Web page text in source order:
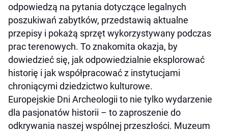
odpowiedzą na pytania dotyczące legalnych
poszukiwań zabytków, przedstawią aktualne
przepisy i pokażą sprzęt wykorzystywany podczas
prac terenowych. To znakomita okazja, by
dowiedzieć się, jak odpowiedzialnie eksplorować
historię i jak współpracować z instytucjami
chroniącymi dziedzictwo kulturowe.
Europejskie Dni Archeologii to nie tylko wydarzenie
dla pasjonatów historii – to zaproszenie do
odkrywania naszej wspólnej przeszłości. Muzeum